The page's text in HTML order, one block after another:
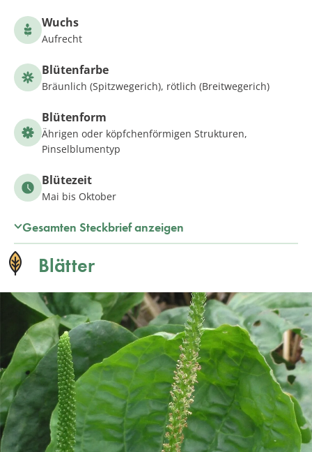
Wuchs
Aufrecht
Blütenfarbe
Bräunlich (Spitzwegerich), rötlich (Breitwegerich)
Blütenform
Ährigen oder köpfchenförmigen Strukturen,
Pinselblumentyp
Blütezeit
Mai bis Oktober
Gesamten Steckbrief anzeigen
Blätter